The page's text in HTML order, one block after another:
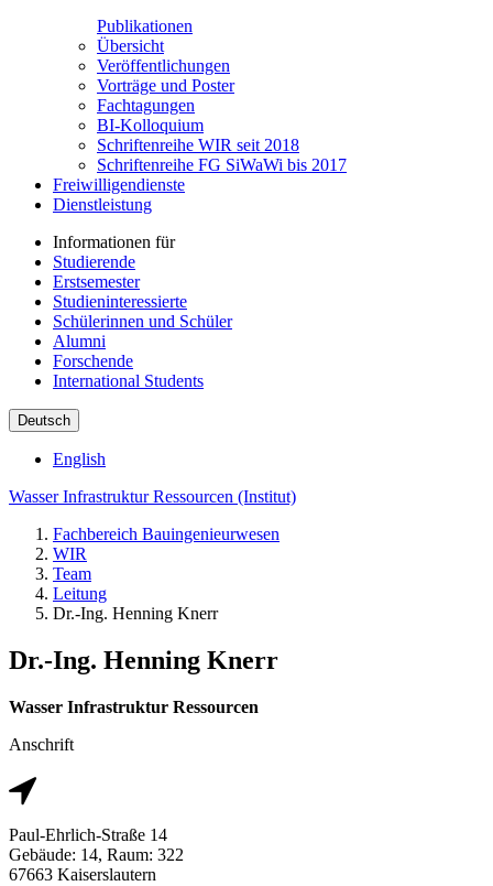
Publikationen
Übersicht
Veröffentlichungen
Vorträge und Poster
Fachtagungen
BI-Kolloquium
Schriftenreihe WIR seit 2018
Schriftenreihe FG SiWaWi bis 2017
Freiwilligendienste
Dienstleistung
Informationen für
Studierende
Erstsemester
Studieninteressierte
Schülerinnen und Schüler
Alumni
Forschende
International Students
Deutsch
English
Wasser Infrastruktur Ressourcen (Institut)
Fachbereich Bauingenieurwesen
WIR
Team
Leitung
Dr.-Ing. Henning Knerr
Dr.-Ing. Henning Knerr
Wasser Infrastruktur Ressourcen
Anschrift
Paul-Ehrlich-Straße 14
Gebäude: 14, Raum: 322
67663 Kaiserslautern